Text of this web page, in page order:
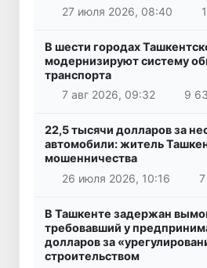
27 июля 2026, 08:40
В шести городах
модернизируют систему
транспорта
7 авг 2026, 09:32
9
22,5 тысячи долларов за
автомобили: житель
мошенничества
26 июля 2026, 10:16
В Ташкенте задержан
требовавший у
долларов за
строительством